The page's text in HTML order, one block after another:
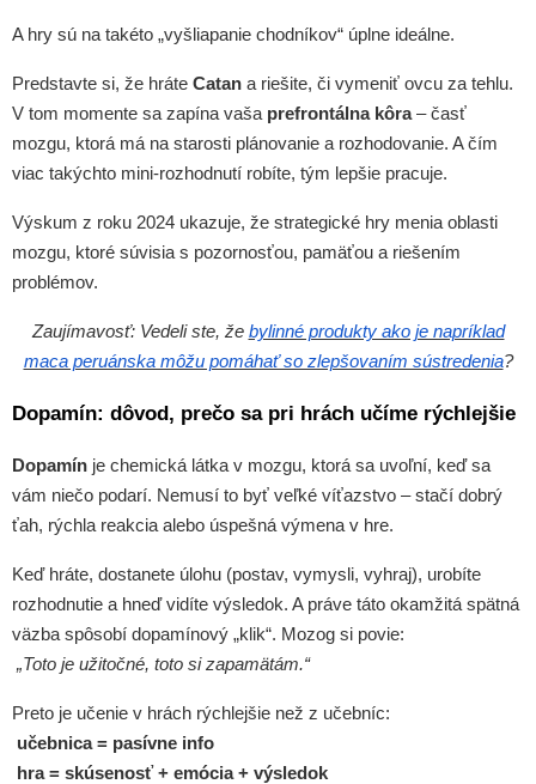
A hry sú na takéto „vyšliapanie chodníkov“ úplne ideálne.
Predstavte si, že hráte Catan a riešite, či vymeniť ovcu za tehlu.
V tom momente sa zapína vaša prefrontálna kôra– časť
mozgu, ktorá má na starosti plánovanie a rozhodovanie. A čím
viac takýchto mini-rozhodnutí robíte, tým lepšie pracuje.
Výskum z roku 2024 ukazuje, že strategické hry menia oblasti
mozgu, ktoré súvisia s pozornosťou, pamäťou a riešením
problémov.
Zaujímavosť: Vedeli ste, že bylinné produkty ako je napríklad
maca peruánska môžu pomáhať so zlepšovaním sústredenia?
Dopamín: dôvod, prečo sa pri hrách učíme rýchlejšie
Dopamín je chemická látka v mozgu, ktorá sa uvoľní, keď sa
vám niečo podarí. Nemusí to byť veľké víťazstvo – stačí dobrý
ťah, rýchla reakcia alebo úspešná výmena v hre.
Keď hráte, dostanete úlohu (postav, vymysli, vyhraj), urobíte
rozhodnutie a hneď vidíte výsledok. A práve táto okamžitá spätná
väzba spôsobí dopamínový „klik“. Mozog si povie:
„Toto je užitočné, toto si zapamätám.“
Preto je učenie v hrách rýchlejšie než z učebníc:
učebnica = pasívne info
hra = skúsenosť + emócia + výsledok